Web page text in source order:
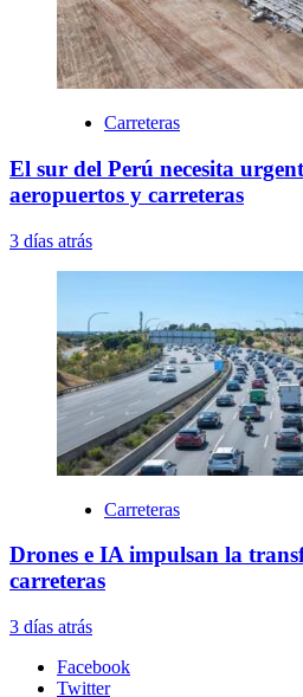
Carreteras
El sur del Perú necesita
aeropuertos y carreteras
3 días atrás
Carreteras
Drones e IA impulsan la
carreteras
3 días atrás
Facebook
Twitter